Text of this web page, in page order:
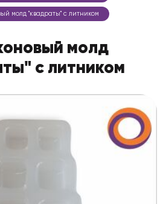
молд "квадраты" с литником
молд
с литником